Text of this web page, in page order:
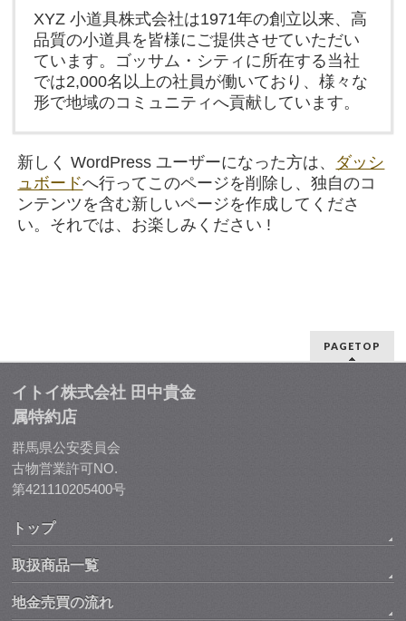
XYZ 小道具株式会社は1971年の創立以来、高
品質の小道具を皆様にご提供させていただい
ています。ゴッサム・シティに所在する当社
では2,000名以上の社員が働いており、様々な
形で地域のコミュニティへ貢献しています。
新しく WordPress ユーザーになった方は、 ダッシ
ュボードへ行ってこのページを削除し、独自のコ
ンテンツを含む新しいページを作成してくださ
い。それでは、お楽しみください !
PAGETOP
イトイ株式会社 田中貴金
属特約店
群馬県公安委員会
古物営業許可NO.
第421110205400号
トップ
取扱商品一覧
地金売買の流れ